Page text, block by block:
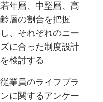
若年層、中堅層、高
齢層の割合を把握
し、それぞれのニー
ズに合った制度設計
を検討する
従業員のライフプラ
ンに関するアンケー